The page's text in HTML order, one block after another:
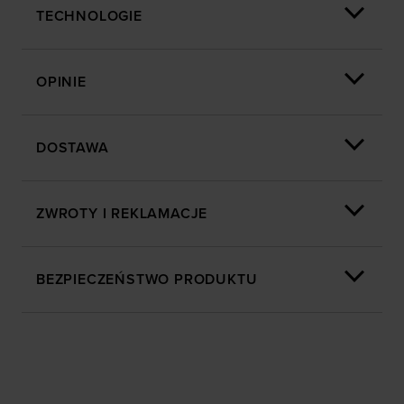
TECHNOLOGIE
OPINIE
DOSTAWA
ZWROTY I REKLAMACJE
BEZPIECZEŃSTWO PRODUKTU